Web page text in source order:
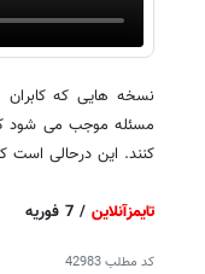
کنند. این درحالی است که نسخه
تایمزآنلاین / 7 فوریه
کد مطلب42983